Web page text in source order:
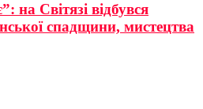
на Світязі відбувся
спадщини, мистецтва